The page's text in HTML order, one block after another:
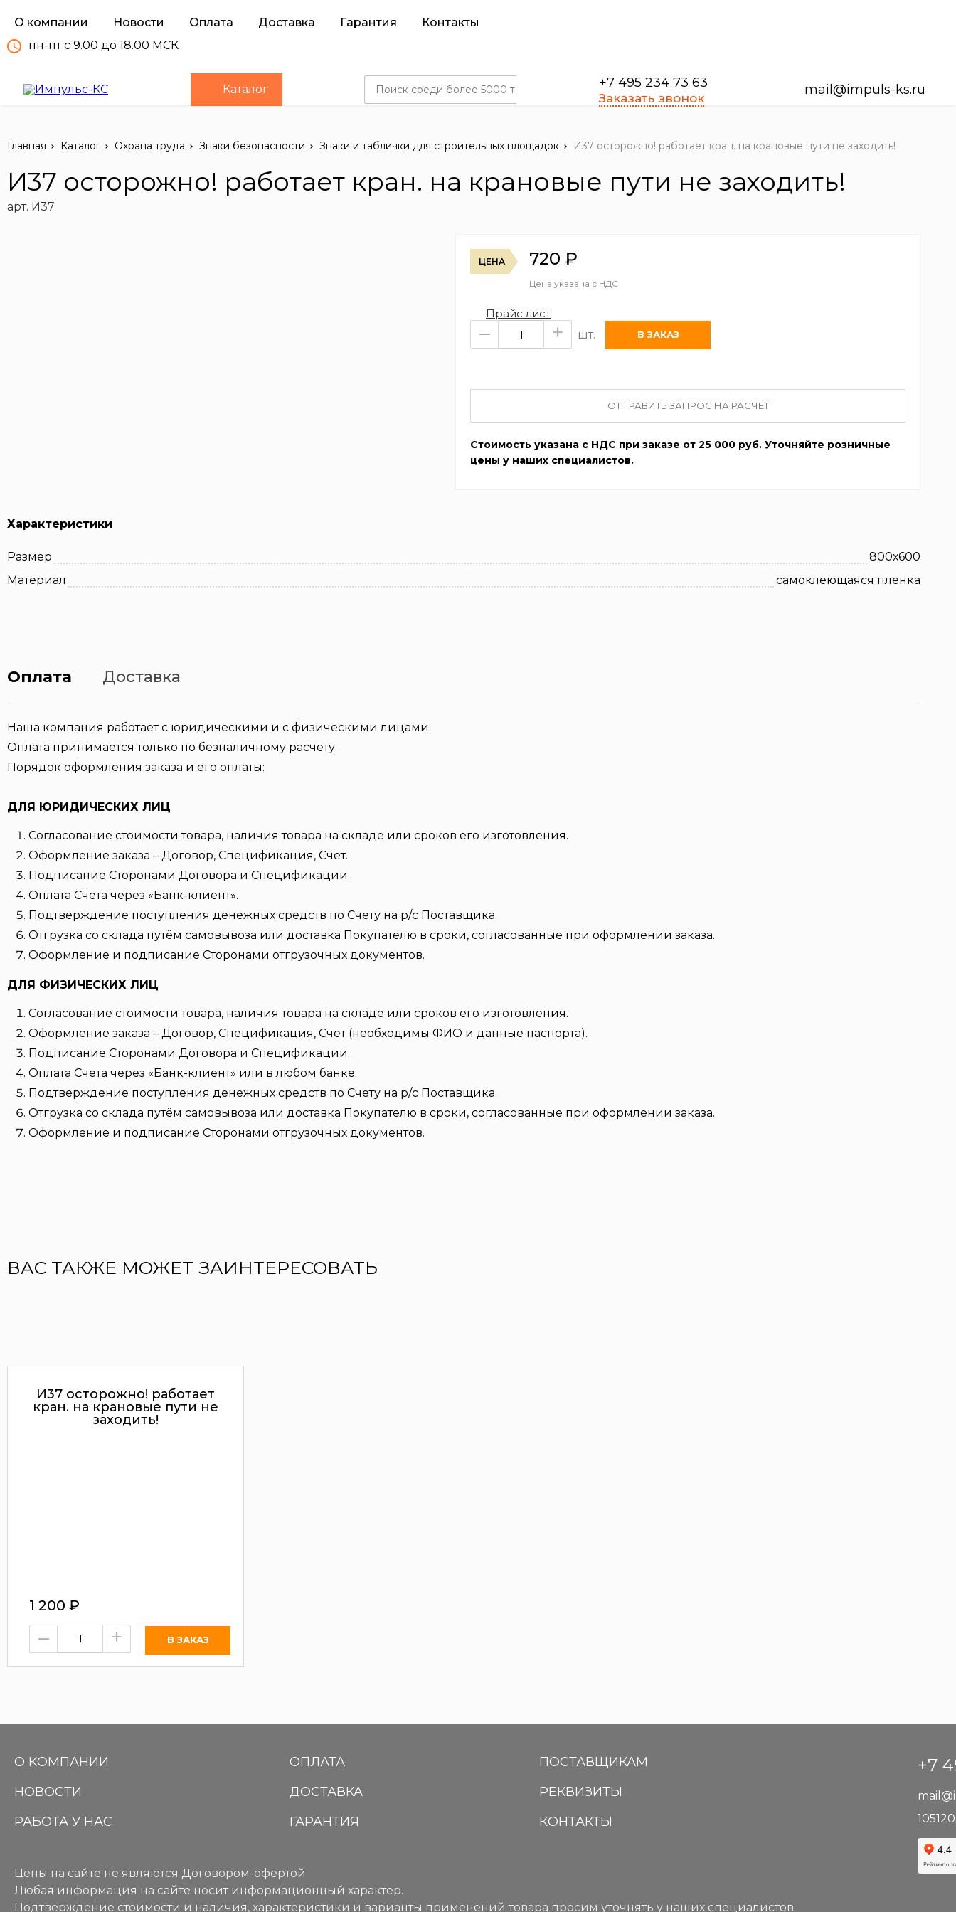
О компании Новости Оплата Доставка Гарантия
Контакты
пн-пт с 9.00 до 18.00 МСК
Каталог +7 495 234 73 63
Заказать звонок
mail@impuls-ks.ru
Главная Каталог Охрана труда Знаки безопасности Знаки и таблички для строительных площадок И37 осторожно! работает кран. на крановые пути не заходить!
И37 осторожно! работает кран. на крановые пути не заходить!
арт. И37
Характеристики
Размер
800х600
Материал
самоклеющаяся пленка
ЦЕНА 720 ₽
Цена указана с НДС
Прайс лист
– + шт.
ОТПРАВИТЬ ЗАПРОС НА РАСЧЕТ
Стоимость указана с НДС при заказе от 25 000 руб. Уточняйте розничные
цены у наших специалистов.
Оплата Доставка
Наша компания работает с юридическими и с физическими лицами.
Оплата принимается только по безналичному расчету.
Порядок оформления заказа и его оплаты:
ДЛЯ ЮРИДИЧЕСКИХ ЛИЦ
Согласование стоимости товара, наличия товара на складе или сроков его изготовления.
Оформление заказа – Договор, Спецификация, Счет.
Подписание Сторонами Договора и Спецификации.
Оплата Счета через «Банк-клиент».
Подтверждение поступления денежных средств по Счету на р/с Поставщика.
Отгрузка со склада путём самовывоза или доставка Покупателю в сроки, согласованные при оформлении заказа.
Оформление и подписание Сторонами отгрузочных документов.
ДЛЯ ФИЗИЧЕСКИХ ЛИЦ
Согласование стоимости товара, наличия товара на складе или сроков его изготовления.
Оформление заказа – Договор, Спецификация, Счет (необходимы ФИО и данные паспорта).
Подписание Сторонами Договора и Спецификации.
Оплата Счета через «Банк-клиент» или в любом банке.
Подтверждение поступления денежных средств по Счету на р/с Поставщика.
Отгрузка со склада путём самовывоза или доставка Покупателю в сроки, согласованные при оформлении заказа.
Оформление и подписание Сторонами отгрузочных документов.
ВАС ТАКЖЕ МОЖЕТ ЗАИНТЕРЕСОВАТЬ
И37 осторожно! работает
кран. на крановые пути не
заходить!
1 200 ₽
– +
О КОМПАНИИ
НОВОСТИ
РАБОТА У НАС
ОПЛАТА
ДОСТАВКА
ГАРАНТИЯ
ПОСТАВЩИКАМ
РЕКВИЗИТЫ
КОНТАКТЫ
Цены на сайте не являются Договором-офертой.
Любая информация на сайте носит информационный характер.
Подтверждение стоимости и наличия, характеристики и варианты применений товара просим уточнять у наших специалистов.
+7